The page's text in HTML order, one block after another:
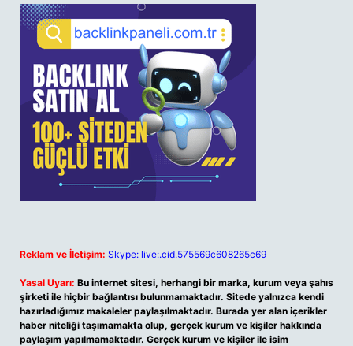
Reklam ve İletişim: Skype: live:.cid.575569c608265c69
Yasal Uyarı: Bu internet sitesi, herhangi bir marka, kurum veya şahıs
şirketi ile hiçbir bağlantısı bulunmamaktadır. Sitede yalnızca kendi
hazırladığımız makaleler paylaşılmaktadır. Burada yer alan içerikler
haber niteliği taşımamakta olup, gerçek kurum ve kişiler hakkında
paylaşım yapılmamaktadır. Gerçek kurum ve kişiler ile isim